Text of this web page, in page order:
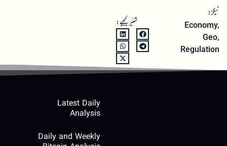
ٹیگز:
Economy,
Geo,
Regulation
شئیر کیجیے:
Latest Daily
Analysis
Daily and Weekly